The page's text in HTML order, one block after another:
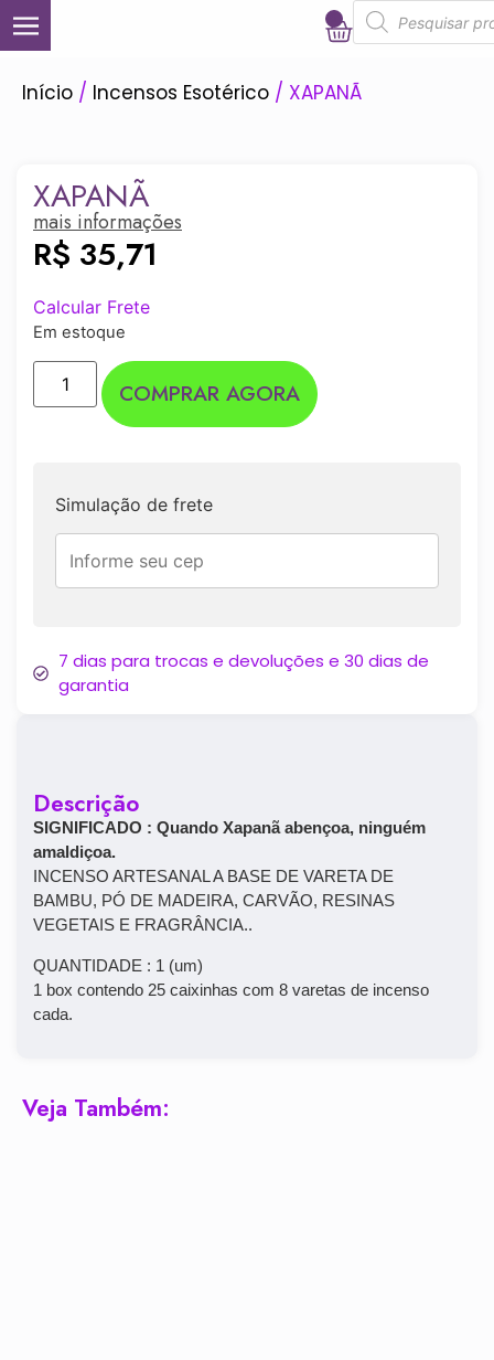
Início / Incensos Esotérico / XAPANÃ
Descrição
SIGNIFICADO : Quando Xapanã abençoa, ninguém
amaldiçoa.
INCENSO ARTESANAL A BASE DE VARETA DE
BAMBU, PÓ DE MADEIRA, CARVÃO, RESINAS
VEGETAIS E FRAGRÂNCIA..
QUANTIDADE : 1 (um)
1 box contendo 25 caixinhas com 8 varetas de incenso
cada.
XAPANÃ
mais informações
R$ 35,71
Calcular Frete
Em estoque
COMPRAR AGORA
Simulação de frete
7 dias para trocas e devoluções e 30 dias de
garantia
Veja Também: